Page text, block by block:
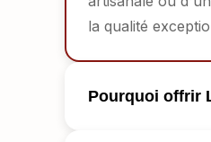
la qualité
Pourquoi offrir